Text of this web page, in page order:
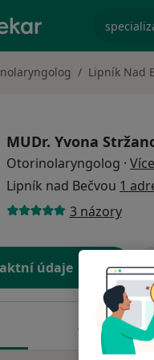
Lipník Nad
MUDr. Yvona
Otorinolaryngolog · Více
Lipník nad Bečvou 1
3 názory
údaje
Adresy